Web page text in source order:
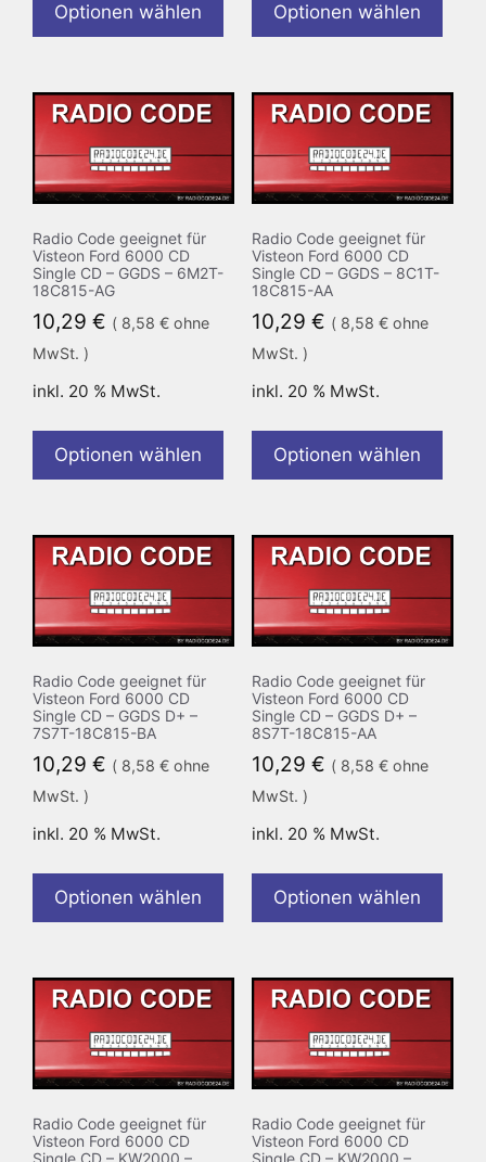
Optionen wählen Optionen wählen
Radio Code geeignet für
Visteon Ford 6000 CD
Single CD – GGDS – 6M2T-
18C815-AG
10,29 € ( 8,58 € ohne
MwSt. )
inkl. 20 % MwSt.
Optionen wählen
Radio Code geeignet für
Visteon Ford 6000 CD
Single CD – GGDS – 8C1T-
18C815-AA
10,29 € ( 8,58 €ohne
MwSt. )
inkl. 20 % MwSt.
Optionen wählen
Radio Code geeignet für
Visteon Ford 6000 CD
Single CD – GGDS D+ –
7S7T-18C815-BA
10,29 € ( 8,58 € ohne
MwSt. )
inkl. 20 % MwSt.
Optionen wählen
Radio Code geeignet für
Visteon Ford 6000 CD
Single CD – GGDS D+ –
8S7T-18C815-AA
10,29 € ( 8,58 €ohne
MwSt. )
inkl. 20 % MwSt.
Optionen wählen
Radio Code geeignet für
Visteon Ford 6000 CD
Radio Code geeignet für
Visteon Ford 6000 CD